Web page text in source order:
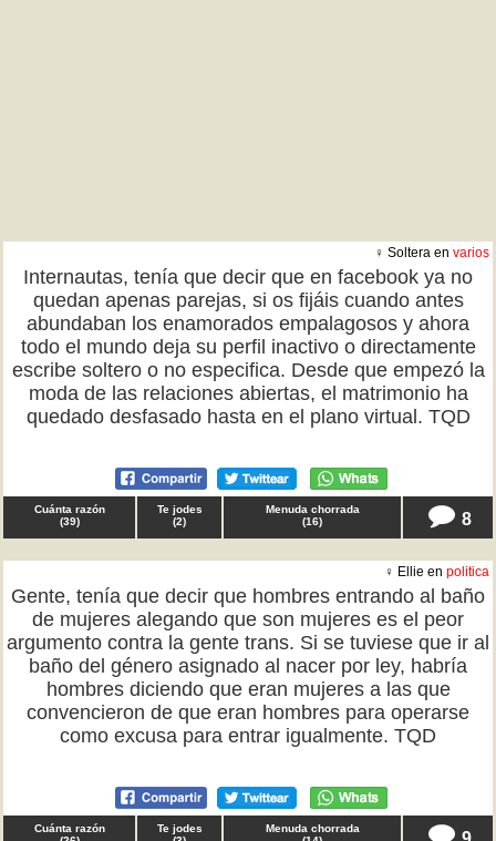
♀ Soltera en varios
Internautas, tenía que decir que en facebook ya no
quedan apenas parejas, si os fijáis cuando antes
abundaban los enamorados empalagosos y ahora
todo el mundo deja su perfil inactivo o directamente
escribe soltero o no especifica. Desde que empezó la
moda de las relaciones abiertas, el matrimonio ha
quedado desfasado hasta en el plano virtual. TQD
Cuánta razón
(39)
Te jodes
(2)
Menuda chorrada
(16) 8
♀ Ellie en politica
Gente, tenía que decir que hombres entrando al baño
de mujeres alegando que son mujeres es el peor
argumento contra la gente trans. Si se tuviese que ir al
baño del género asignado al nacer por ley, habría
hombres diciendo que eran mujeres a las que
convencieron de que eran hombres para operarse
como excusa para entrar igualmente. TQD
Cuánta razón
Te jodes
Menuda chorrada